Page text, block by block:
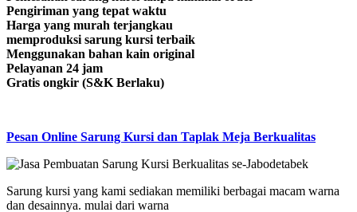
Pengiriman yang tepat waktu
Harga yang murah terjangkau
memproduksi sarung kursi terbaik
Menggunakan bahan kain original
Pelayanan 24 jam
Gratis ongkir (S&K Berlaku)
Pesan Online Sarung Kursi dan Taplak Meja Berkualitas
Sarung kursi yang kami sediakan memiliki berbagai macam warna
dan desainnya. mulai dari warna